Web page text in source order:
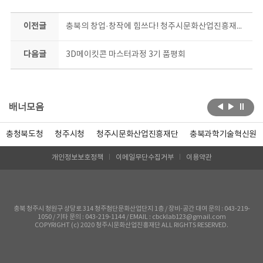
이전글 충북의 창업·창작에 힘쓰다! 청주시문화산업진흥재단 - 청주대학교
다음글 3D메이킷콘 마스터과정 3기 품평회
배너모음
충청북도청 청주시청 청주시문화산업진흥재단 충북과학기술혁신원
개인정보보호정책 이메일무단수집거부 이용약관
충북 청주시 청원구 상당로 314 청주첨단문화산업단지 1층 / 장비-공간 대여 문의 : 043-219-
1050 / 기타 문의 : 043-219-1144 / EMAIL : cbcklab123@gmail.com
COPYRIGHT (c) 2020 청주시문화산업진흥재단 ALL RIGHTS RESERVED.